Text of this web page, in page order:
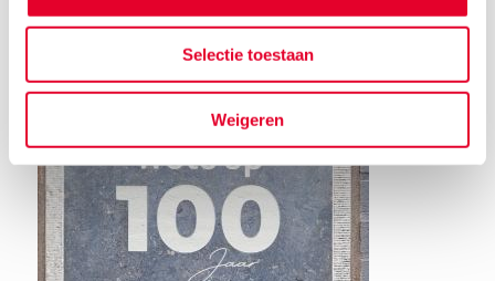
Selectie toestaan
Weigeren
Terug naar het nieuwsoverzicht